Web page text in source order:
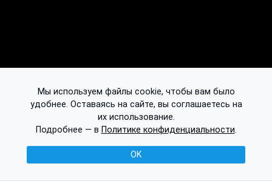
Мы используем файлы cookie, чтобы вам было
удобнее. Оставаясь на сайте, вы соглашаетесь на
их использование.
Подробнее — в Политике конфиденциальности.
OK